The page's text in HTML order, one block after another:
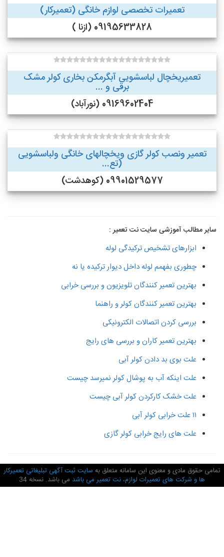
تعمیرات تخصصی لوازم خانگی (تعمیرکار)
09195633828 (ازنا )
تعمیریخچال لباسشویی آبگرمکن بخاری کولر مشک
برقی و ...
09169602404 (نورآباد)
تعمیر ونصب کولر گازی ویخچالهای خانگی ولباسشویی
(تع...
09901529577 (کوهدشت)
سایر مطالب آموزشی سایت نت تعمیر :
ابزارهای تشخیص ترکیدگی لوله
چطوری بفهمم لوله داخل دیوار ترکیده یا نه
بهترین تعمیر کنندگان تلویزیون و بررسی خرابی
بهترین تعمیر کنندگان کولر و راهنما
بررسی کردن اتصالات الکترونیکی
بهترین تعمیر کاران و بررسی های رایج
علت بوی بد دادن کولر آبی
علت اینکه آب به پوشال کولر نمیرسد چیست
علت خشک کارکردن کولر آبی چیست
۱۱ علت خرابی کولر آبی
علت های رایج خرابی کولر گازی
حقوق مادی و معنوی این سامانه متعلق به سایت ثبت آگهی تبلیغاتی تعمیرکار
ها و شرکت های تعمیرات لوازم، نت تعمیر می باشدمی باشد. نسخه 34